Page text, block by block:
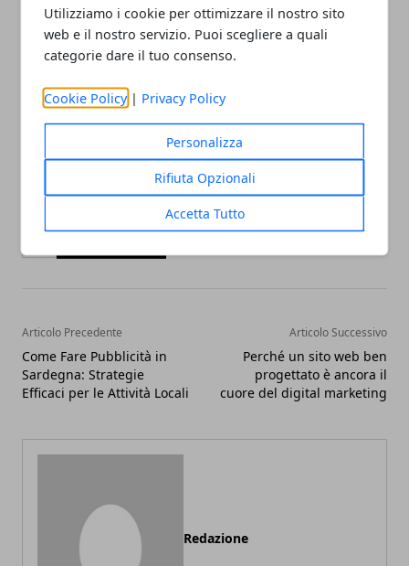
Utilizziamo i cookie per ottimizzare il nostro sito
web e il nostro servizio. Puoi scegliere a quali
categorie dare il tuo consenso.
Cookie Policy | Privacy Policy
Personalizza
Rifiuta Opzionali
Accetta Tutto
coccole per il palato. Nel 2025,il suo sapere deve
essere in grado di conciliare gusto, benessere ed
estetica(non dimentichiamo che le torte, a
prescindere dagli ingredienti con cui sono
preparate, devono essere instagrammabili).
Facebook
TwitterWhatsapp
Articolo Precedente
Come Fare Pubblicità in
Sardegna: Strategie
Efficaci per le Attività Locali
Articolo Successivo
Perché un sito web ben
progettato è ancora il
cuore del digital marketing
Redazione